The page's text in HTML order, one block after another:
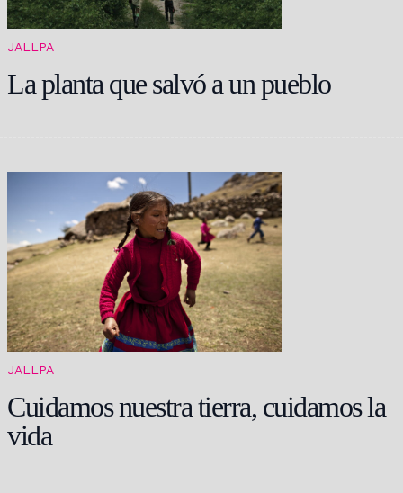
JALLPA
La planta que salvó a un pueblo
JALLPA
Cuidamos nuestra tierra, cuidamos la
vida